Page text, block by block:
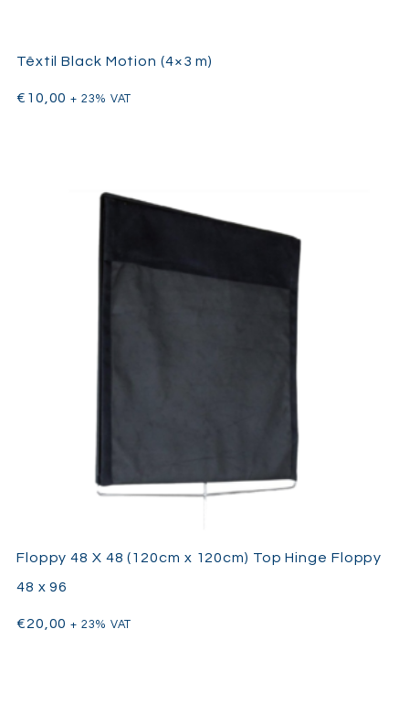
Têxtil Black Motion (4×3 m)
€ 10,00 + 23% VAT
Floppy 48 X 48 (120cm x 120cm) Top Hinge Floppy
48 x 96
€20,00 + 23% VAT